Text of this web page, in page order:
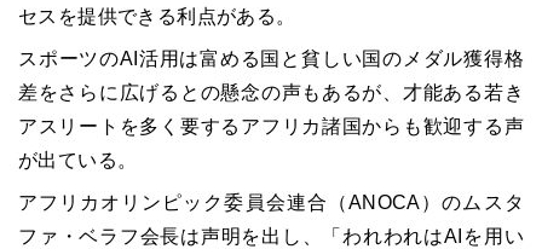
セスを提供できる利点がある。
スポーツのAI活用は富める国と貧しい国のメダル獲得格
差をさらに広げるとの懸念の声もあるが、才能ある若き
アスリートを多く要するアフリカ諸国からも歓迎する声
が出ている。
アフリカオリンピック委員会連合（ANOCA）のムスタ
ファ・ベラフ会長は声明を出し、「われわれはAIを用い